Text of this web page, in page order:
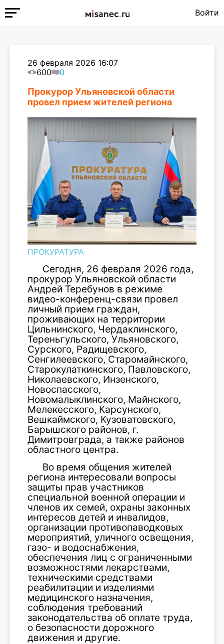
Войти
26 февраля 2026 16:07
600
0
Прокурор Ульяновской области
провел прием жителей региона
ПРОКУРАТУРА
Сегодня, 26 февраля 2026 года,
прокурор Ульяновской области
Андрей Теребунов в режиме
видео-конференц-связи провел
личный прием граждан,
проживающих на территории
Цильнинского, Чердаклинского,
Тереньгульского, Ульяновского,
Сурского, Радищевского,
Сенгилеевского, Старомайнского,
Старокулаткинского, Павловского,
Николаевского, Инзенского,
Новоспасского,
Новомалыклинского, Майнского,
Мелекесского, Карсунского,
Вешкаймского, Кузоватовского,
Барышского районов, г.
Димитровграда, а также районов
областного центра.
Во время общения жителей
региона интересовали вопросы
защиты прав участников
специальной военной операции и
членов их семей, охраны законных
интересов детей и инвалидов,
организации противопаводковых
мероприятий, уличного освещения,
газо- и водоснабжения,
обеспечения лиц с ограниченными
возможностями лекарствами,
техническими средствами
реабилитации и изделиями
медицинского назначения,
соблюдения требований
законодательства об оплате труда,
о безопасности дорожного
движения и другие.